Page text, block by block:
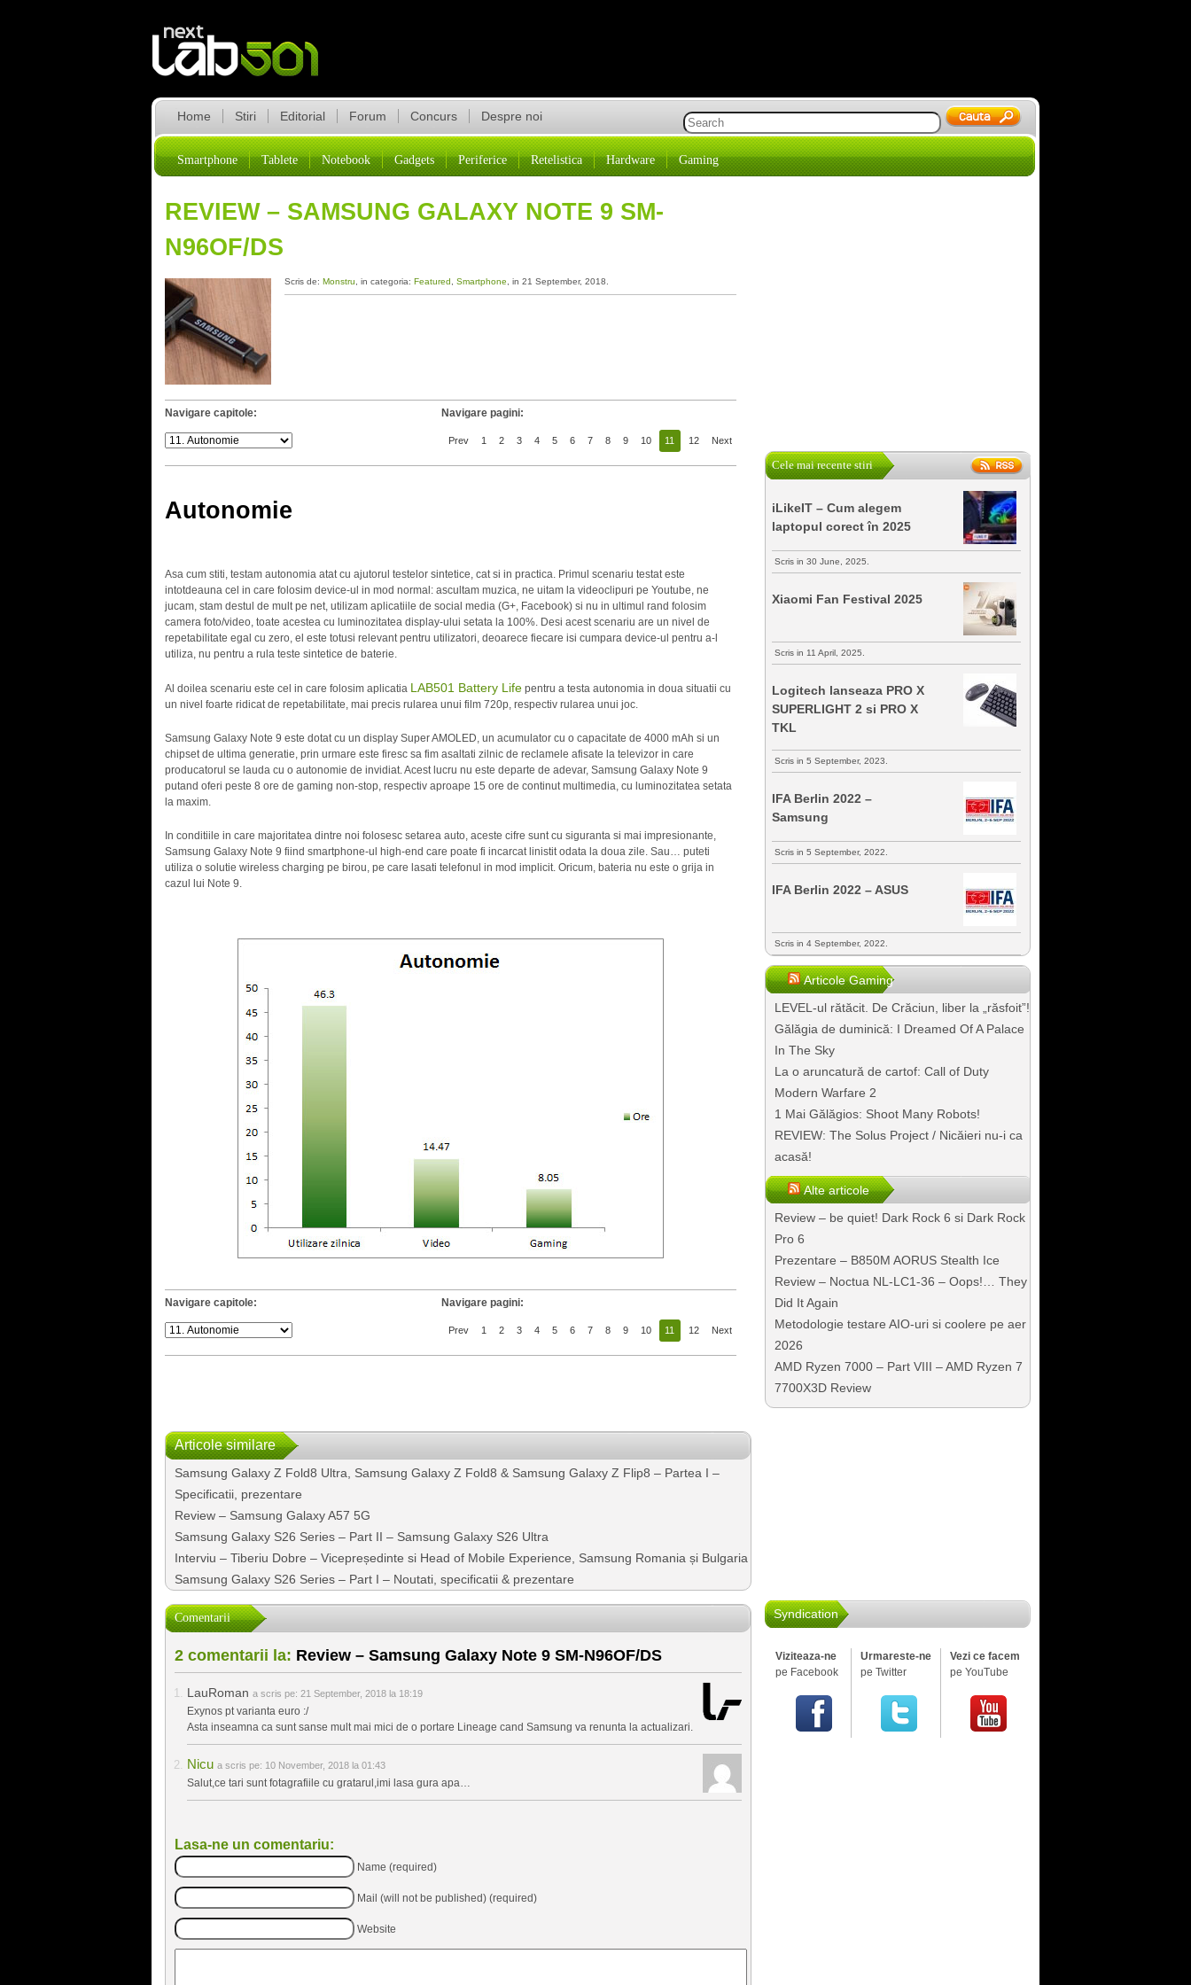
Home Stiri Editorial Forum Concurs Despre noi
Smartphone Tablete Notebook Gadgets Periferice Retelistica Hardware Gaming
REVIEW – SAMSUNG GALAXY NOTE 9 SM-
N96OF/DS
Scris de: Monstru , in categoria: Featured Smartphone , in 21 September, 2018.
Navigare capitole: Navigare pagini:
Prev 1 2 3 4 5 6 7 8 9 10 11 12 Next
Autonomie
Asa cum stiti, testam autonomia atat cu ajutorul testelor sintetice, cat si in practica. Primul scenariu testat este
intotdeauna cel in care folosim device-ul in mod normal: ascultam muzica, ne uitam la videoclipuri pe Youtube, ne
jucam, stam destul de mult pe net, utilizam aplicatiile de social media (G+, Facebook) si nu in ultimul rand folosim
camera foto/video, toate acestea cu luminozitatea display-ului setata la 100%. Desi acest scenariu are un nivel de
repetabilitate egal cu zero, el este totusi relevant pentru utilizatori, deoarece fiecare isi cumpara device-ul pentru a-l
utiliza, nu pentru a rula teste sintetice de baterie.
Al doilea scenariu este cel in care folosim aplicatia LAB501 Battery Life pentru a testa autonomia in doua situatii cu
un nivel foarte ridicat de repetabilitate, mai precis rularea unui film 720p, respectiv rularea unui joc.
Samsung Galaxy Note 9 este dotat cu un display Super AMOLED, un acumulator cu o capacitate de 4000 mAh si un
chipset de ultima generatie, prin urmare este firesc sa fim asaltati zilnic de reclamele afisate la televizor in care
producatorul se lauda cu o autonomie de invidiat. Acest lucru nu este departe de adevar, Samsung Galaxy Note 9
putand oferi peste 8 ore de gaming non-stop, respectiv aproape 15 ore de continut multimedia, cu luminozitatea setata
la maxim.
In conditiile in care majoritatea dintre noi folosesc setarea auto, aceste cifre sunt cu siguranta si mai impresionante,
Samsung Galaxy Note 9 fiind smartphone-ul high-end care poate fi incarcat linistit odata la doua zile. Sau… puteti
utiliza o solutie wireless charging pe birou, pe care lasati telefonul in mod implicit. Oricum, bateria nu este o grija in
cazul lui Note 9.
Navigare capitole: Navigare pagini:
Prev 1 2 3 4 5 6 7 8 9 10 11 12 Next
Articole similare
Samsung Galaxy Z Fold8 Ultra, Samsung Galaxy Z Fold8 & Samsung Galaxy Z Flip8 – Partea I –
Specificatii, prezentare
Review – Samsung Galaxy A57 5G
Samsung Galaxy S26 Series – Part II – Samsung Galaxy S26 Ultra
Interviu – Tiberiu Dobre – Vicepreședinte si Head of Mobile Experience, Samsung Romania și Bulgaria
Samsung Galaxy S26 Series – Part I – Noutati, specificatii & prezentare
Comentarii
2 comentarii la: Review – Samsung Galaxy Note 9 SM-N96OF/DS
LauRoman a scris pe: 21 September, 2018 la 18:19
Exynos pt varianta euro :/
Asta inseamna ca sunt sanse mult mai mici de o portare Lineage cand Samsung va renunta la actualizari.
Nicu a scris pe: 10 November, 2018 la 01:43
Salut,ce tari sunt fotagrafiile cu gratarul,imi lasa gura apa…
Lasa-ne un comentariu:
Name (required)
Mail (will not be published) (required)
Website
Cele mai recente stiri
iLikeIT – Cum alegem
laptopul corect în 2025
Scris in 30 June, 2025.
Xiaomi Fan Festival 2025
Scris in 11 April, 2025.
Logitech lanseaza PRO X
SUPERLIGHT 2 si PRO X
TKL
Scris in 5 September, 2023.
IFA Berlin 2022 –
Samsung
Scris in 5 September, 2022.
IFA Berlin 2022 – ASUS
Scris in 4 September, 2022.
Articole Gaming
LEVEL-ul rătăcit. De Crăciun, liber la „răsfoit”!
Gălăgia de duminică: I Dreamed Of A Palace
In The Sky
La o aruncatură de cartof: Call of Duty
Modern Warfare 2
1 Mai Gălăgios: Shoot Many Robots!
REVIEW: The Solus Project / Nicăieri nu-i ca
acasă!
Alte articole
Review – be quiet! Dark Rock 6 si Dark Rock
Pro 6
Prezentare – B850M AORUS Stealth Ice
Review – Noctua NL-LC1-36 – Oops!… They
Did It Again
Metodologie testare AIO-uri si coolere pe aer
2026
AMD Ryzen 7000 – Part VIII – AMD Ryzen 7
7700X3D Review
Syndication
Viziteaza-ne
pe Facebook
Urmareste-ne
pe Twitter
Vezi ce facem
pe YouTube